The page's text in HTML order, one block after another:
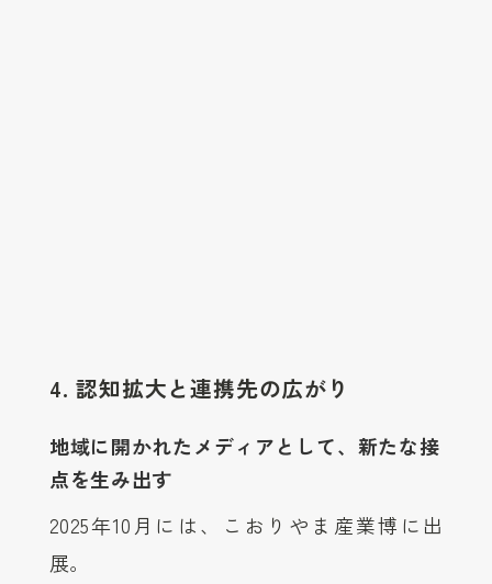
4. 認知拡大と連携先の広がり
地域に開かれたメディアとして、新たな接
点を生み出す
2025年10月には、こおりやま産業博に出
展。